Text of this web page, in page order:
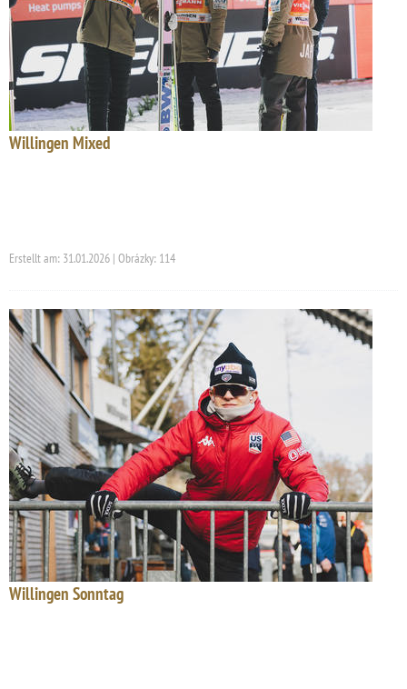
Willingen Mixed
Erstellt am: 31.01.2026 | Obrázky: 114
Willingen Sonntag